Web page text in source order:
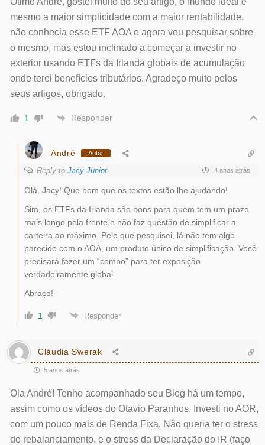
mesmo a maior simplicidade com a maior rentabilidade,
não conhecia esse ETF AOA e agora vou pesquisar sobre
o mesmo, mas estou inclinado a começar a investir no
exterior usando ETFs da Irlanda globais de acumulação
onde terei benefícios tributários. Agradeço muito pelos
seus artigos, obrigado.
1 Responder
André Autor
Reply to Jacy Junior 4 anos atrás
Olá, Jacy! Que bom que os textos estão lhe ajudando!
Sim, os ETFs da Irlanda são bons para quem tem um prazo
mais longo pela frente e não faz questão de simplificar a
carteira ao máximo. Pelo que pesquisei, lá não tem algo
parecido com o AOA, um produto único de simplificação. Você
precisará fazer um “combo” para ter exposição
verdadeiramente global.
Abraço!
1 Responder
Cláudia Swerak
5 anos atrás
Ola André! Tenho acompanhado seu Blog há um tempo,
assim como os vídeos do Otavio Paranhos. Investi no AOR,
com um pouco mais de Renda Fixa. Não queria ter o stress
do rebalanciamento, e o stress da Declaração do IR (faço